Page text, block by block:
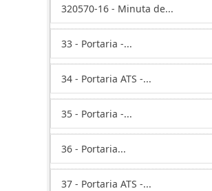
320570-16 - Minuta de...
33 - Portaria -...
34 - Portaria ATS -...
35 - Portaria -...
36 - Portaria...
37 - Portaria ATS -...